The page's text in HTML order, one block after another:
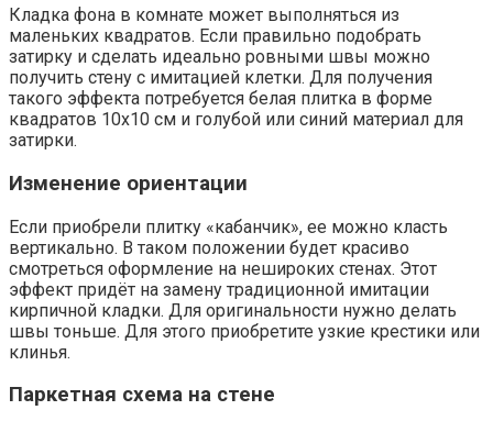
Кладка фона в комнате может выполняться из
маленьких квадратов. Если правильно подобрать
затирку и сделать идеально ровными швы можно
получить стену с имитацией клетки. Для получения
такого эффекта потребуется белая плитка в форме
квадратов 10х10 см и голубой или синий материал для
затирки.
Изменение ориентации
Если приобрели плитку «кабанчик», ее можно класть
вертикально. В таком положении будет красиво
смотреться оформление на нешироких стенах. Этот
эффект придёт на замену традиционной имитации
кирпичной кладки. Для оригинальности нужно делать
швы тоньше. Для этого приобретите узкие крестики или
клинья.
Паркетная схема на стене